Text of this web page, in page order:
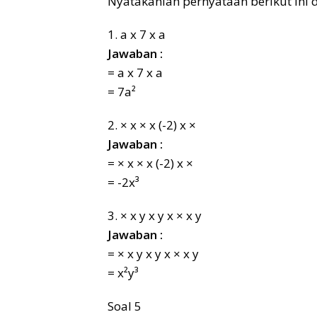
1. a x 7 x a
Jawaban :
= a x 7 x a
= 7a²
2. × x × x (-2) x ×
Jawaban :
= × x × x (-2) x ×
= -2x³
3. × x y x y x × x y
Jawaban :
= × x y x y x × x y
= x²y³
Soal 5